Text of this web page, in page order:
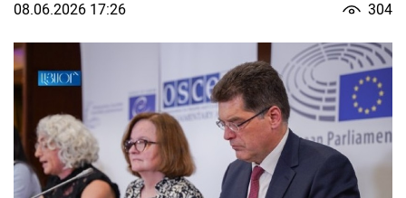
08.06.2026 17:26 304